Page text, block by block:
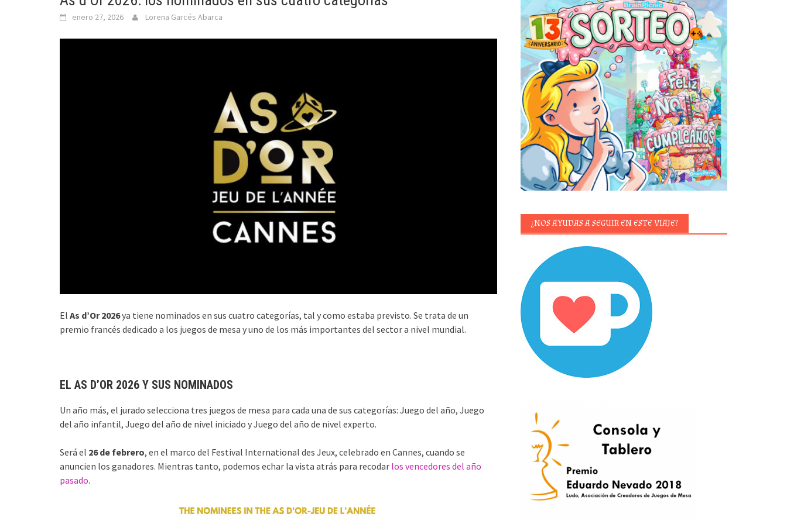
enero 27, 2026 Lorena Garcés Abarca
El As d’Or 2026ya tiene nominados en sus cuatro categorías, tal y como estaba previsto. Se trata de un
premio francés dedicado a los juegos de mesa y uno de los más importantes del sector a nivel mundial.
EL AS D’OR 2026 Y SUS NOMINADOS
Un año más, el jurado selecciona tres juegos de mesa para cada una de sus categorías: Juego del año, Juego
del año infantil, Juego del año de nivel iniciado y Juego del año de nivel experto.
Será el 26 de febrero, en el marco del Festival International des Jeux, celebrado en Cannes, cuando se
anuncien los ganadores. Mientras tanto, podemos echar la vista atrás para recodar los vencedores del año
pasado.
¿NOS AYUDAS A SEGUIR EN ESTE VIAJE?